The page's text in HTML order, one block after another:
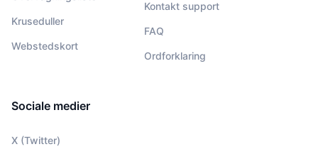
Kruseduller
Webstedskort
Kontakt support
FAQ
Ordforklaring
Sociale medier
X (Twitter)